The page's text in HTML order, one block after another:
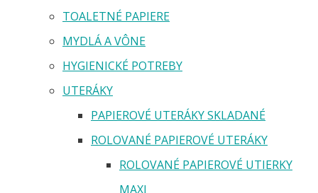
TOALETNÉ PAPIERE
MYDLÁ A VÔNE
HYGIENICKÉ POTREBY
UTERÁKY
PAPIEROVÉ UTERÁKY SKLADANÉ
ROLOVANÉ PAPIEROVÉ UTERÁKY
ROLOVANÉ PAPIEROVÉ UTIERKY
MAXI